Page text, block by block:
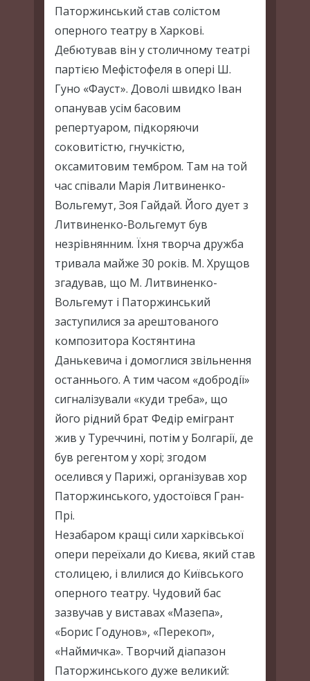
Паторжинський став солістом
оперного театру в Харкові.
Дебютував він у столичному театрі
партією Мефістофеля в опері Ш.
Гуно «Фауст». Доволі швидко Іван
опанував усім басовим
репертуаром, підкоряючи
соковитістю, гнучкістю,
оксамитовим тембром. Там на той
час співали Марія Литвиненко-
Вольгемут, Зоя Гайдай. Його дует з
Литвиненко-Вольгемут був
незрівнянним. Їхня творча дружба
тривала майже 30 років. М. Хрущов
згадував, що М. Литвиненко-
Вольгемут і Паторжинський
заступилися за арештованого
композитора Костянтина
Данькевича і домоглися звільнення
останнього. А тим часом «добродії»
сигналізували «куди треба», що
його рідний брат Федір емігрант
жив у Туреччині, потім у Болгарії, де
був регентом у хорі; згодом
оселився у Парижі, організував хор
Паторжинського, удостоївся Гран-
Прі.
Незабаром кращі сили харківської
опери переїхали до Києва, який став
столицею, і влилися до Київського
оперного театру. Чудовий бас
зазвучав у виставах «Мазепа»,
«Борис Годунов», «Перекоп»,
«Наймичка». Творчий діапазон
Паторжинського дуже великий: